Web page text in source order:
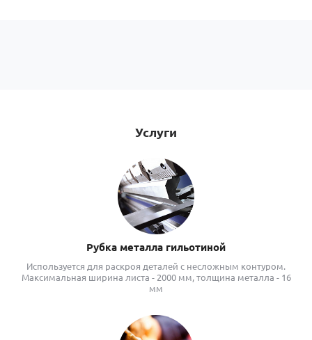
Услуги
Рубка металла гильотиной
Используется для раскроя деталей с несложным контуром.
Максимальная ширина листа - 2000 мм, толщина металла - 16
мм